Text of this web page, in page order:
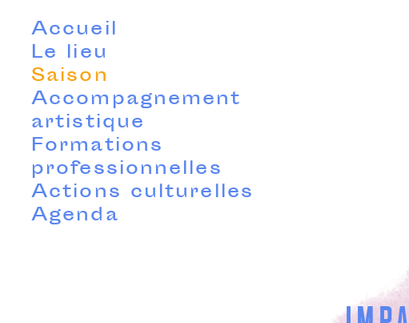
Accueil
Le lieu
Saison
Accompagnement
artistique
Formations
professionnelles
Actions culturelles
Agenda